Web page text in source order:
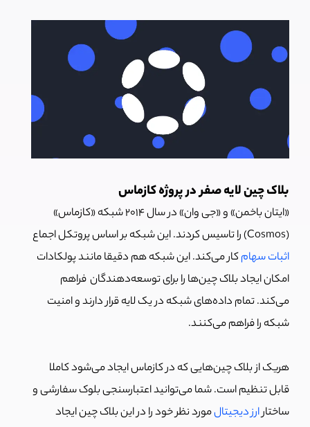
بلاک چین لایه صفر در پروژه کازماس
«ایتان باخمن» و «جی وان» در سال 2014 شبکه «کازماس»
(Cosmos) را تاسیس کردند. این شبکه بر اساس پروتکل اجماع
اثبات سهامکار می‌کند. این شبکه هم دقیقا مانند پولکادات
امکان ایجاد بلاک چین‌ها را برای توسعه‌دهندگان فراهم
می‌کند. تمام داده‌های شبکه در یک لایه قرار دارند و امنیت
شبکه را فراهم می‌کنند.
هریک از بلاک چین‌هایی که در کازماس ایجاد می‌شود کاملا
قابل تنظیم است. شما می‌توانید اعتبارسنجی بلوک سفارشی و
ساختارارز دیجیتالمورد نظر خود را در این بلاک چین ایجاد